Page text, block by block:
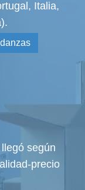
Italia,
según
precio